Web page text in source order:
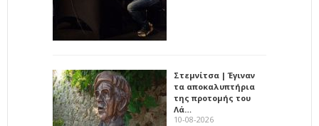
Στεμνίτσα | Έγιναν
τα αποκαλυπτήρια
της προτομής του
Λά…
10-08-2026